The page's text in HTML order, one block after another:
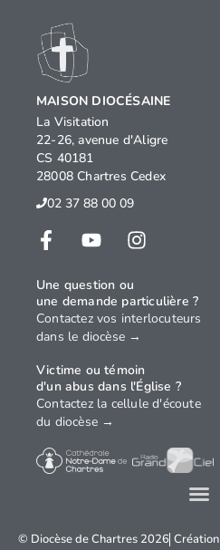
© Diocèse de Chartres 2026 Création
MAISON DIOCÉSAINE
La Visitation
22-26, avenue d'Aligre
CS 40181
28008 Chartres Cedex
02 37 88 00 09
Une question ou
une demande particulière ?
Contactez vos interlocuteurs
dans le diocèse →
Victime ou témoin
d'un abus dans l'Église ?
Contactez la cellule d'écoute
du diocèse →